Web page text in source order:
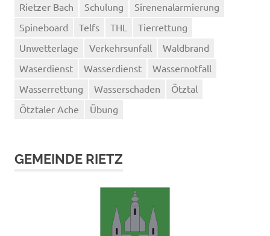
Rietzer Bach
Schulung
Sirenenalarmierung
Spineboard
Telfs THL
Tierrettung
Unwetterlage
Verkehrsunfall
Waldbrand
Waserdienst
Wasserdienst
Wassernotfall
Wasserrettung
Wasserschaden
Ötztal
Ötztaler Ache
Übung
GEMEINDE RIETZ